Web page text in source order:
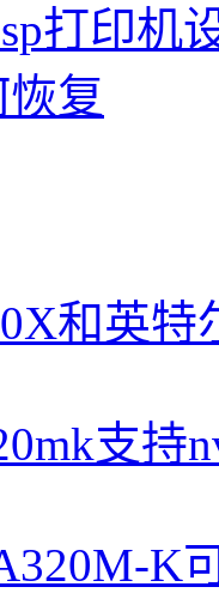
打印机
复
和英特
支持
K